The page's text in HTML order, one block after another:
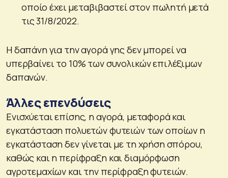
οποίο έχει μεταβιβαστεί στον πωλητή μετά
τις 31/8/2022.
Η δαπάνη για την αγορά γης δεν μπορεί να
υπερβαίνει το 10% των συνολικών επιλέξιμων
δαπανών.
Άλλες επενδύσεις
Ενισχύεται επίσης, η αγορά, μεταφορά και
εγκατάσταση πολυετών φυτειών των οποίων η
εγκατάσταση δεν γίνεται με τη χρήση σπόρου,
καθώς και η περίφραξη και διαμόρφωση
αγροτεμαχίων και την περίφραξη φυτειών.